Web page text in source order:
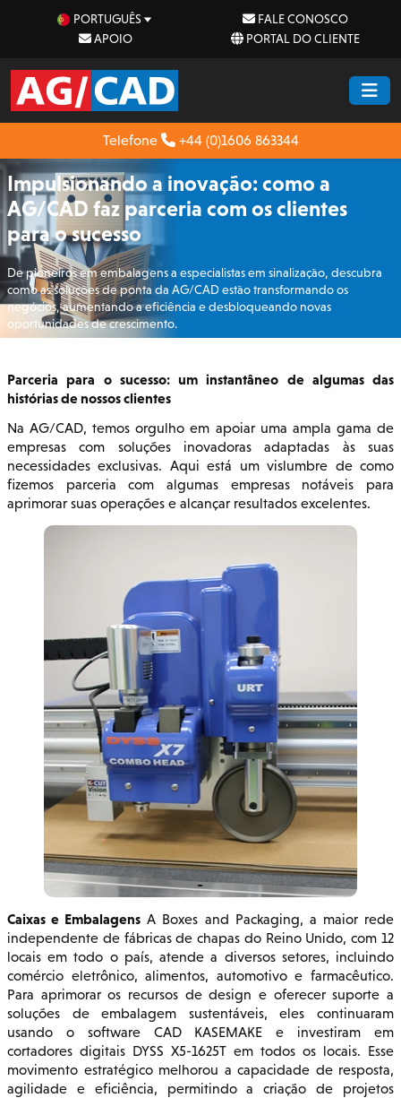
PORTUGUÊS
FALE CONOSCO
APOIO
PORTAL DO CLIENTE
Telefone +44 (0)1606 863344
Impulsionando a inovação: como a
AG/CAD faz parceria com os clientes
para o sucesso
De pioneiros em embalagens a especialistas em sinalização, descubra
como as soluções de ponta da AG/CAD estão transformando os
negócios, aumentando a eficiência e desbloqueando novas
oportunidades de crescimento.
Parceria para o sucesso: um instantâneo de algumas das
histórias de nossos clientes
Na AG/CAD, temos orgulho em apoiar uma ampla gama de
empresas com soluções inovadoras adaptadas às suas
necessidades exclusivas. Aqui está um vislumbre de como
fizemos parceria com algumas empresas notáveis para
aprimorar suas operações e alcançar resultados excelentes.
Caixas e Embalagens A Boxes and Packaging, a maior rede
independente de fábricas de chapas do Reino Unido, com 12
locais em todo o país, atende a diversos setores, incluindo
comércio eletrônico, alimentos, automotivo e farmacêutico.
Para aprimorar os recursos de design e oferecer suporte a
soluções de embalagem sustentáveis, eles continuaram
usando o software CAD KASEMAKE e investiram em
cortadores digitais DYSS X5-1625T em todos os locais. Esse
movimento estratégico melhorou a capacidade de resposta,
agilidade e eficiência, permitindo a criação de projetos